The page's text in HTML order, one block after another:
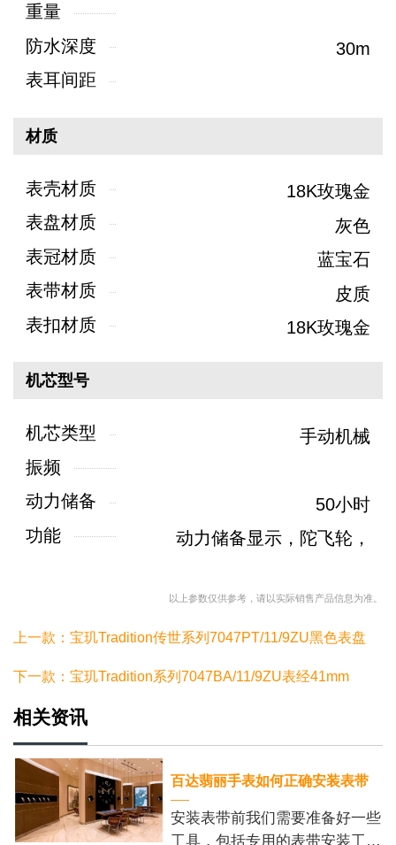
重量
防水深度
30m
表耳间距
材质
表壳材质
18K玫瑰金
表盘材质
灰色
表冠材质
蓝宝石
表带材质
皮质
表扣材质
18K玫瑰金
机芯型号
机芯类型
手动机械
振频
动力储备
50小时
功能
动力储备显示，陀飞轮，
以上参数仅供参考，请以实际销售产品信息为准。
上一款：宝玑Tradition传世系列7047PT/11/9ZU黑色表盘
下一款：宝玑Tradition系列7047BA/11/9ZU表经41mm
相关资讯
百达翡丽手表如何正确安装表带
安装表带前我们需要准备好一些
工具，包括专用的表带安装工